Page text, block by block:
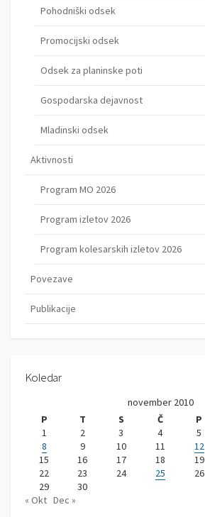
Pohodniški odsek
Promocijski odsek
Odsek za planinske poti
Gospodarska dejavnost
Mladinski odsek
Aktivnosti
Program MO 2026
Program izletov 2026
Program kolesarskih izletov 2026
Povezave
Publikacije
Koledar
november 2010
P
T S Č P
1
2 3 4 5
8
9 10 11 12
15
16 17 18 19
22
23 24 25 26
29
30
« Okt Dec »